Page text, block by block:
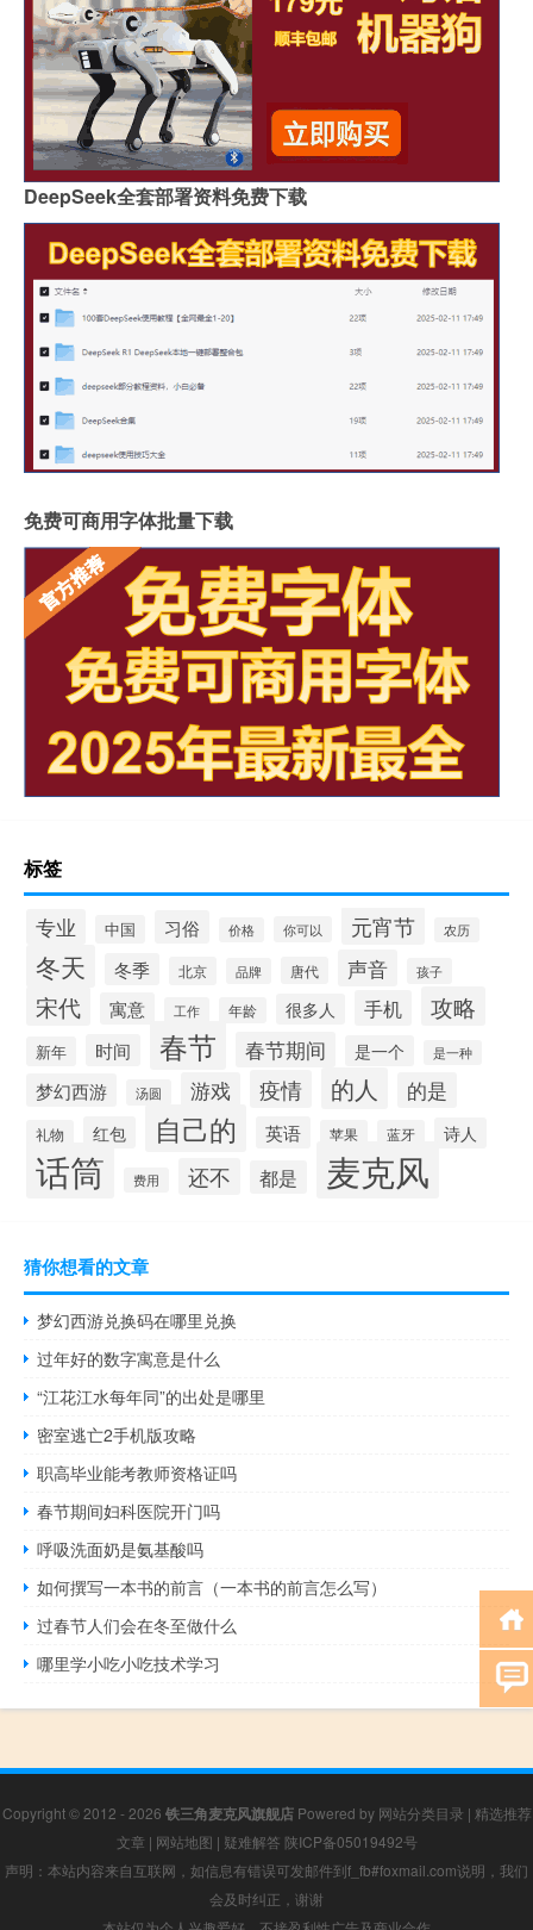
DeepSeek全套部署资料免费下载
免费可商用字体批量下载
标签
专业 中国 习俗 价格 你可以 元宵节 农历
冬天 冬季 北京 品牌 唐代 声音 孩子
宋代 寓意 工作 年龄 很多人 手机 攻略
新年 时间 春节 春节期间 是一个 是一种
梦幻西游 汤圆 游戏 疫情 的人 的是
礼物 红包 自己的 英语 苹果 蓝牙 诗人
话筒 费用 还不 都是 麦克风
猜你想看的文章
梦幻西游兑换码在哪里兑换
过年好的数字寓意是什么
“江花江水每年同”的出处是哪里
密室逃亡2手机版攻略
职高毕业能考教师资格证吗
春节期间妇科医院开门吗
呼吸洗面奶是氨基酸吗
如何撰写一本书的前言（一本书的前言怎么写）
过春节人们会在冬至做什么
哪里学小吃小吃技术学习
Copyright © 2012 - 2026 铁三角麦克风旗舰店Powered by 网站分类目录 | 精选推荐
文章 | 网站地图 | 疑难解答 陕ICP备05019492号
声明：本站内容来自互联网，如信息有错误可发邮件到f_fb#foxmail.com说明，我们
会及时纠正，谢谢